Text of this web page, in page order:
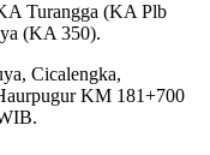
Turangga (KA Plb
(KA 350).
Cicalengka,
KM 181+700